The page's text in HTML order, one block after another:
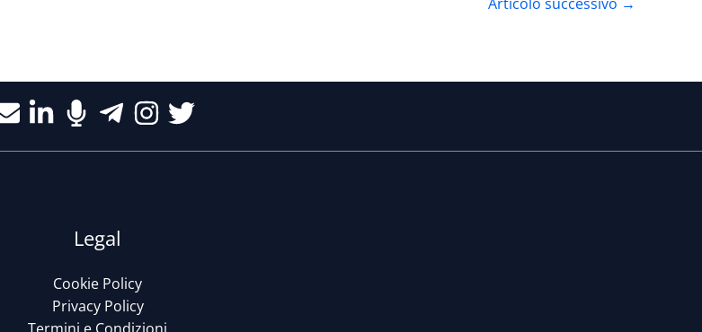
Articolo successivo →
Legal
Cookie Policy
Privacy Policy